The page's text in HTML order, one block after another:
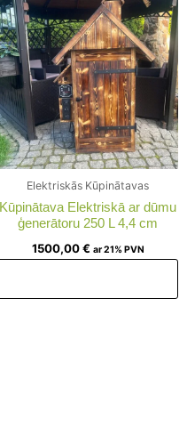
Elektriskās Kūpinātavas
Kūpinātava Elektriskā ar dūmu
ģenerātoru 250 L 4,4 cm
1500,00€ ar 21% PVN